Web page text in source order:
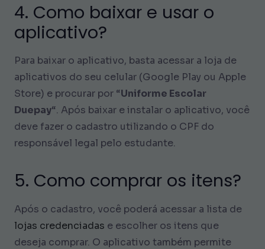
4. Como baixar e usar o
aplicativo?
Para baixar o aplicativo, basta acessar a loja de
aplicativos do seu celular (Google Play ou Apple
Store) e procurar por “Uniforme Escolar
Duepay“. Após baixar e instalar o aplicativo, você
deve fazer o cadastro utilizando o CPF do
responsável legal pelo estudante.
5. Como comprar os itens?
Após o cadastro, você poderá acessar a lista de
lojas credenciadas e escolher os itens que
deseja comprar. O aplicativo também permite